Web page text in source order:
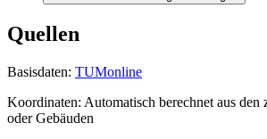
Quellen
Basisdaten: TUMonline
Koordinaten: Automatisch berechnet aus den
oder Gebäuden